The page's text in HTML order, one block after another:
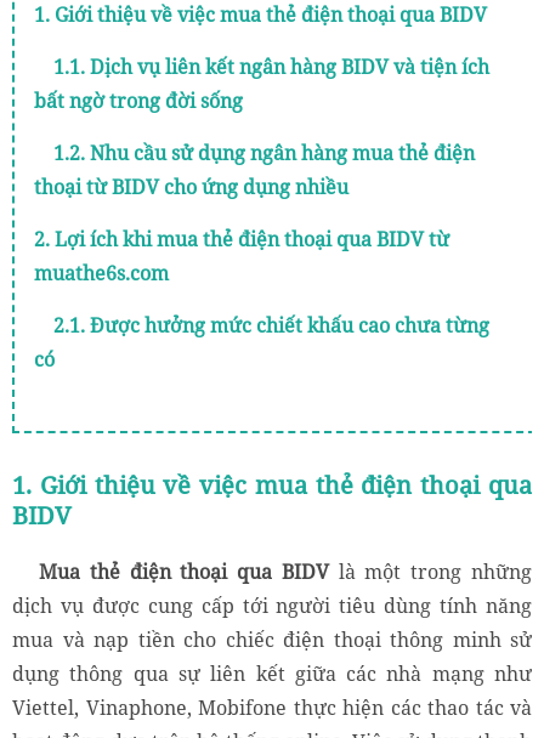
1. Giới thiệu về việc mua thẻ điện thoại qua BIDV
1.1. Dịch vụ liên kết ngân hàng BIDV và tiện ích
bất ngờ trong đời sống
1.2. Nhu cầu sử dụng ngân hàng mua thẻ điện
thoại từ BIDV cho ứng dụng nhiều
2. Lợi ích khi mua thẻ điện thoại qua BIDV từ
muathe6s.com
2.1. Được hưởng mức chiết khấu cao chưa từng
có
3. Thử ngay bí quyết mua thẻ với cách mua thẻ điện
thoại từ muathe6s.com
4. Lưu ý khi mua thẻ điện thoại bằng BIDV qua
muathe6s.com
1. Giới thiệu về việc mua thẻ điện thoại qua
BIDV
Mua thẻ điện thoại qua BIDVlà một trong những
dịch vụ được cung cấp tới người tiêu dùng tính năng
mua và nạp tiền cho chiếc điện thoại thông minh sử
dụng thông qua sự liên kết giữa các nhà mạng như
Viettel, Vinaphone, Mobifone thực hiện các thao tác và